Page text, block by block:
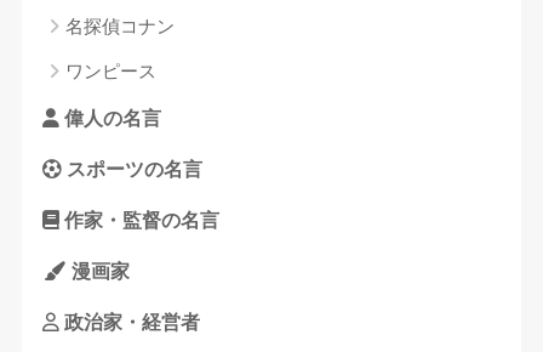
名探偵コナン
ワンピース
偉人の名言
スポーツの名言
作家・監督の名言
漫画家
政治家・経営者